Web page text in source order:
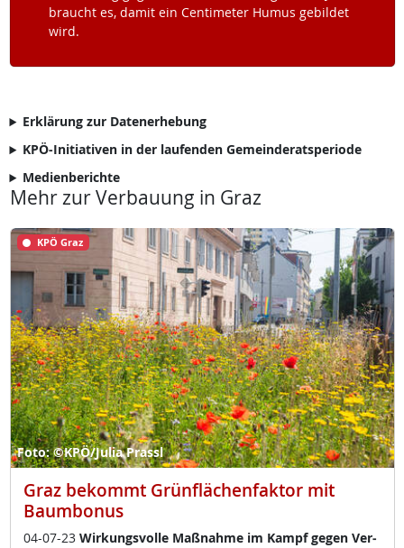
braucht es, damit ein Centimeter Humus gebildet
wird.
Erklärung zur Datenerhebung
KPÖ-Initiativen in der laufenden Gemeinderatsperiode
Medienberichte
Mehr zur Verbauung in Graz
KPÖ Graz
Foto: ©KPÖ/Julia Prassl
Graz bekommt Grünflächenfaktor mit
Baumbonus
04-07-23 Wir­kungs­vol­le Maß­nah­me im Kampf ge­gen Ver­